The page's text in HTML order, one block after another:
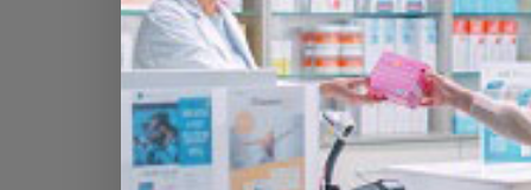
24 Heures
la partie centrale
Lire plus